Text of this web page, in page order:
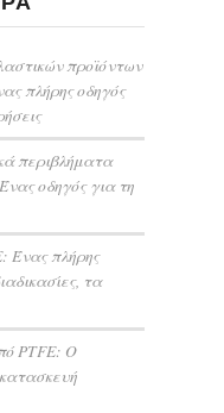
προϊόντων
πλήρης οδηγός
περιβλήματα
οδηγός για τη
Ένας πλήρης
τα
PTFE: Ο